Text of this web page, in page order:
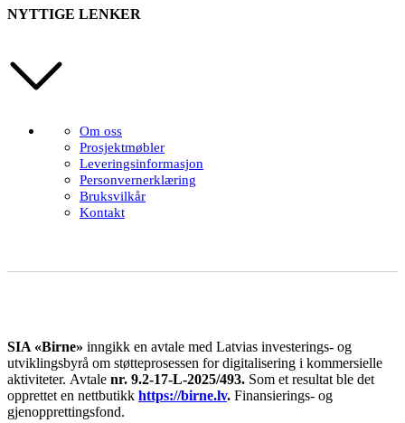
NYTTIGE LENKER
Om oss
Prosjektmøbler
Leveringsinformasjon
Personvernerklæring
Bruksvilkår
Kontakt
SIA «Birne» inngikk en avtale med Latvias investerings- og
utviklingsbyrå om støtteprosessen for digitalisering i kommersielle
aktiviteter. Avtale nr. 9.2-17-L-2025/493. Som et resultat ble det
opprettet en nettbutikk https://birne.lv. Finansierings- og
gjenopprettingsfond.